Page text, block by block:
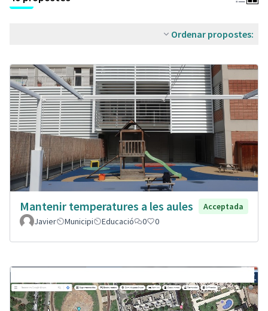
Ordenar propostes:
Mantenir temperatures a les aules
Acceptada
Javier
Municipi Educació 0 0